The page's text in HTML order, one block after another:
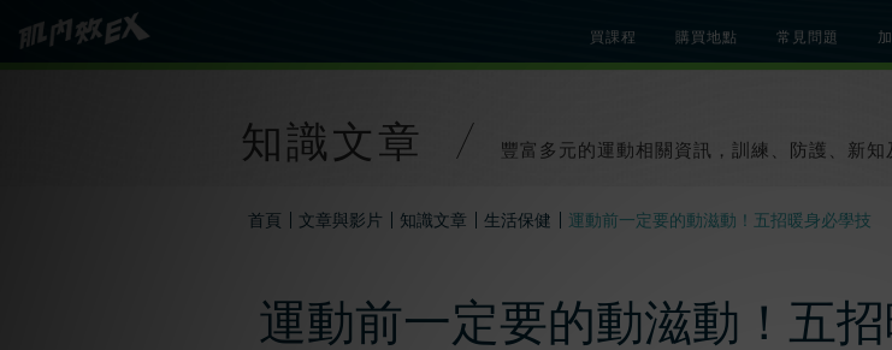
買課程 購買地點 常見問題
知識文章 豐富多元的運動相關資訊，訓練、防護、新知
首頁 文章與影片 知識文章 生活保健 運動前一定要的動滋動！五招暖身必學技
運動前一定要的動滋動！五